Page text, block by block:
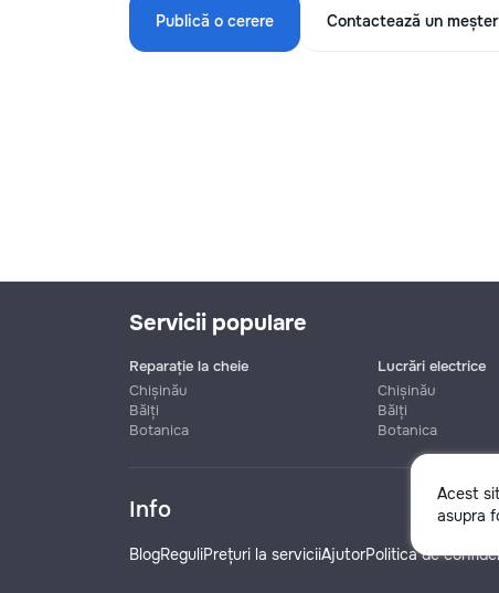
Publică o cerere Contactează un meșter
Acest
asupra
Servicii populare
Reparație la cheie
Chișinău
Bălți
Botanica
Lucrări electrice
Chișinău
Bălți
Botanica
Info
BlogReguliPrețuri la serviciiAjutorPolitica de